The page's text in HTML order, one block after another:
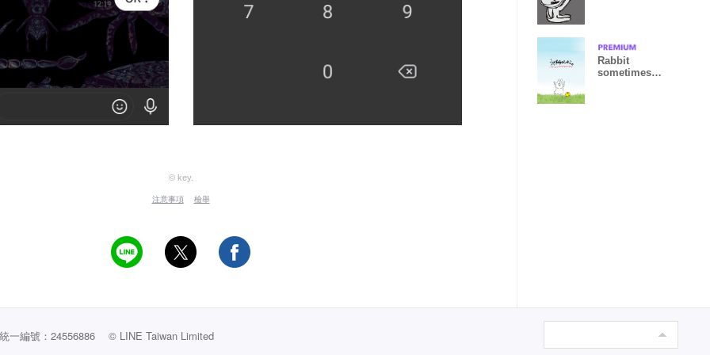
© key.
注意事項 檢舉
Rabbit
sometimes
一編號：24556886 © LINE Taiwan Limited